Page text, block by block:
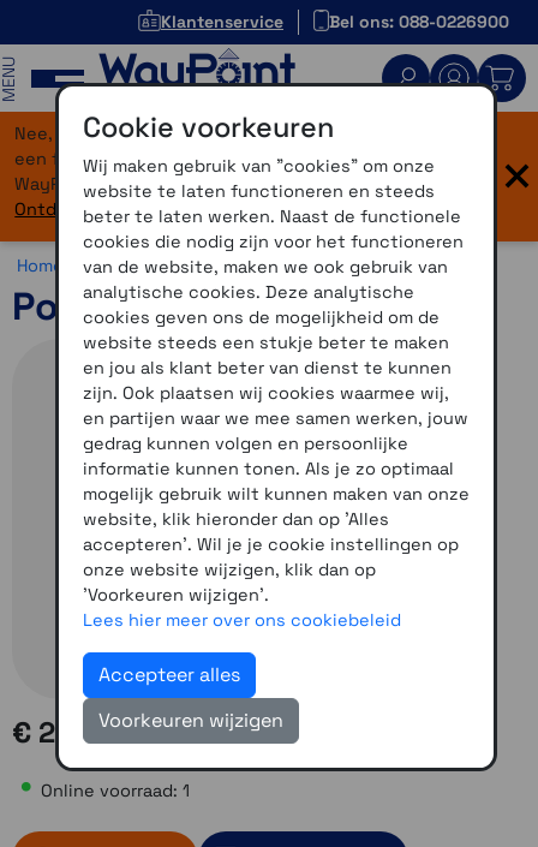
Klantenservice Bel ons: 088-0226900
Nee, je bent niet verdwaald! Onze website heeft
een flinke upgrade gekregen. Dezelfde vertrouwde
WayPoint-service, maar dan in een modern jasje.
Ontdek hier wat er allemaal nieuw is.
×
Home >Horloges >Horlogebandjes >Overige bandjes
Polsband Forerunner 225
€ 20,00
Online voorraad: 1
Cookie voorkeuren
Wij maken gebruik van "cookies" om onze
website te laten functioneren en steeds
beter te laten werken. Naast de functionele
cookies die nodig zijn voor het functioneren
van de website, maken we ook gebruik van
analytische cookies. Deze analytische
cookies geven ons de mogelijkheid om de
website steeds een stukje beter te maken
en jou als klant beter van dienst te kunnen
zijn. Ook plaatsen wij cookies waarmee wij,
en partijen waar we mee samen werken, jouw
gedrag kunnen volgen en persoonlijke
informatie kunnen tonen. Als je zo optimaal
mogelijk gebruik wilt kunnen maken van onze
website, klik hieronder dan op 'Alles
accepteren'. Wil je je cookie instellingen op
onze website wijzigen, klik dan op
'Voorkeuren wijzigen'.
Lees hier meer over ons cookiebeleid
Accepteer alles
Voorkeuren wijzigen